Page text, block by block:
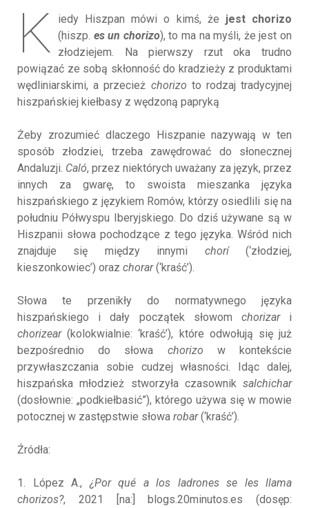
K iedy Hiszpan mówi o kimś, że jest chorizo
(hiszp. es un chorizo), to ma na myśli, że jest on
złodziejem. Na pierwszy rzut oka trudno
powiązać ze sobą skłonność do kradzieży z produktami
wędliniarskimi, a przecież chorizo to rodzaj tradycyjnej
hiszpańskiej kiełbasy z wędzoną papryką
Żeby zrozumieć dlaczego Hiszpanie nazywają w ten
sposób złodziei, trzeba zawędrować do słonecznej
Andaluzji. Caló, przez niektórych uważany za język, przez
innych za gwarę, to swoista mieszanka języka
hiszpańskiego z językiem Romów, którzy osiedlili się na
południu Półwyspu Iberyjskiego. Do dziś używane są w
Hiszpanii słowa pochodzące z tego języka. Wśród nich
znajduje się między innymi chorí(‘złodziej,
kieszonkowiec’) oraz chorar(‘kraść’).
Słowa te przenikły do normatywnego języka
hiszpańskiego i dały początek słowom chorizari
chorizear(kolokwialnie: ‘kraść’), które odwołują się już
bezpośrednio do słowa chorizo w kontekście
przywłaszczania sobie cudzej własności. Idąc dalej,
hiszpańska młodzież stworzyła czasownik salchichar
(dosłownie: „podkiełbasić”), którego używa się w mowie
potocznej w zastępstwie słowa robar(‘kraść’).
Źródła:
1. López A.,¿Por qué a los ladrones se les llama
chorizos?, 2021 [na:] blogs.20minutos.es (dosęp: